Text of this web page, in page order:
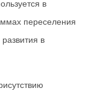
в
переселения
в